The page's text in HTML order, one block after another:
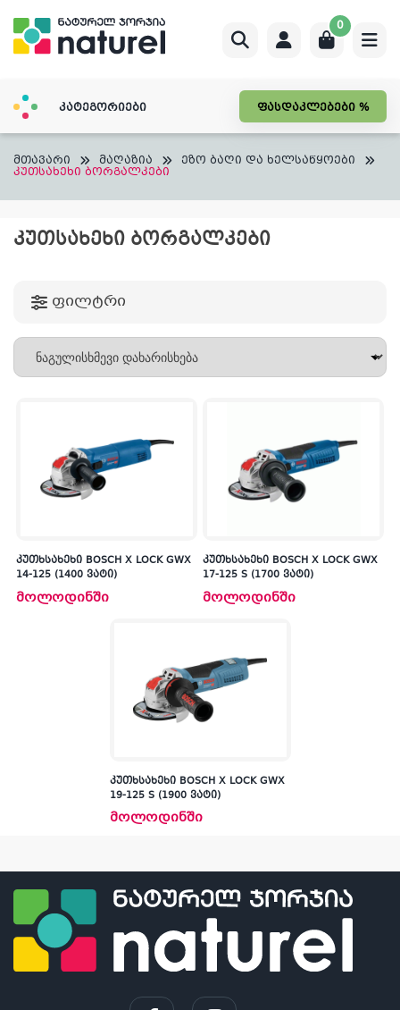
content
0
კატეგორიები ფასდაკლებები %
მთავარი მაღაზია ეზო ბაღი და ხელსაწყოები
კუთსახეხი ბორგალკები
ᲙᲣᲗᲡᲐᲮᲔᲮᲘ ᲑᲝᲠᲒᲐᲚᲙᲔᲑᲘ
ფილტრი
კუთხსახეხი BOSCH X LOCK GWX
14-125 (1400 ვატი)
მოლოდინში
კუთხსახეხი BOSCH X LOCK GWX
17-125 S (1700 ვატი)
მოლოდინში
კუთხსახეხი BOSCH X LOCK GWX
19-125 S (1900 ვატი)
მოლოდინში